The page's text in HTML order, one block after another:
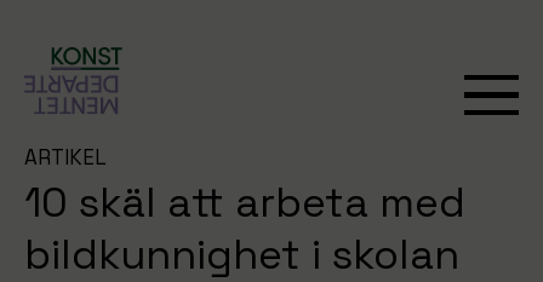
ARTIKEL
10 skäl att arbeta med
bildkunnighet i skolan